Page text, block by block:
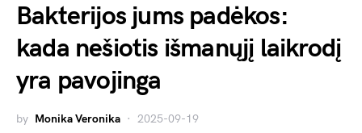
Bakterijos jums padėkos:
kada nešiotis išmanųjį laikrodį
yra pavojinga
by Monika Veronika 2025-09-19